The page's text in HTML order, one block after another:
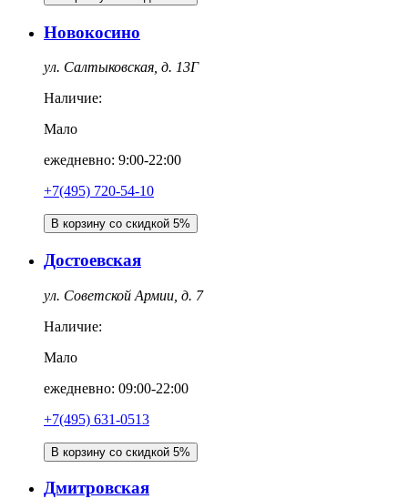
Новокосино
ул. Салтыковская, д. 13Г
Наличие:
Мало
ежедневно: 9:00-22:00
+7(495) 720-54-10
В корзину со скидкой 5%
Достоевская
ул. Советской Армии, д. 7
Наличие:
Мало
ежедневно: 09:00-22:00
+7(495) 631-0513
В корзину со скидкой 5%
Дмитровская